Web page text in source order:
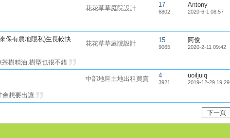
花花草草庭院設計 17
6802
Antony
2020-6-1 08:57
保有農地隱私)生長較快
花花草草庭院設計 15
9065
阿俊
2020-2-11 09:42
樹精油,樹型也很不錯
中部地區土地出租買賣 4
3921
uoiljuiq
2019-12-29 19:29
會想要出讓
下一頁